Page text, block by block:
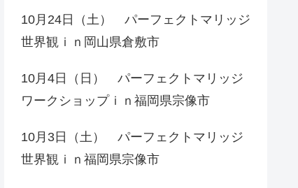
10月24日（土） パーフェクトマリッジ
世界観ｉｎ岡山県倉敷市
10月4日（日） パーフェクトマリッジ
ワークショップｉｎ福岡県宗像市
10月3日（土） パーフェクトマリッジ
世界観ｉｎ福岡県宗像市